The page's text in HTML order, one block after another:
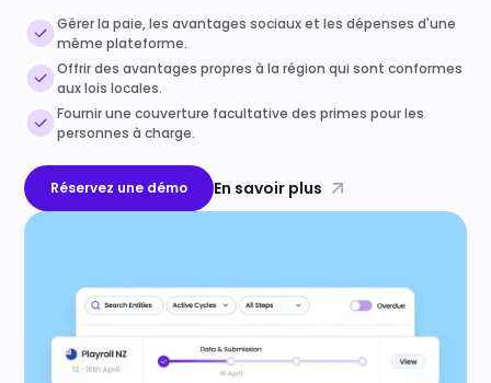
Gérer la paie, les avantages sociaux et les dépenses d'une
même plateforme.
Offrir des avantages propres à la région qui sont conformes
aux lois locales.
Fournir une couverture facultative des primes pour les
personnes à charge.
Réservez une démo En savoir plus